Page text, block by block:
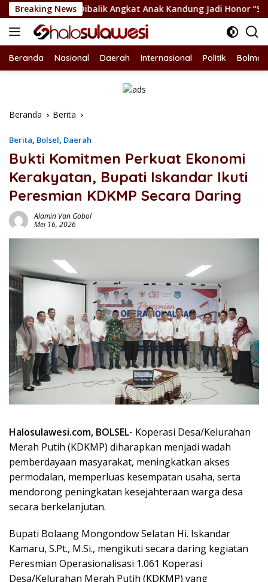
Langsung
ke
konten
Breaking News
Dibalik Angkat Anak Kandung Jadi Honor “Siluman”
Beranda Nasional Daerah Internasional Politik
Beranda Berita
Berita, Bolsel, Daerah
Bukti Komitmen Perkuat Ekonomi
Kerakyatan, Bupati Iskandar Ikuti
Peresmian KDKMP Secara Daring
Alamin Van Gobol
Mei 16, 2026
Halosulawesi.com, BOLSEL- Koperasi Desa/Kelurahan
Merah Putih (KDKMP) diharapkan menjadi wadah
pemberdayaan masyarakat, meningkatkan akses
permodalan, memperluas kesempatan usaha, serta
mendorong peningkatan kesejahteraan warga desa
secara berkelanjutan.
Bupati Bolaang Mongondow Selatan Hi. Iskandar
Kamaru, S.Pt., M.Si., mengikuti secara daring kegiatan
Peresmian Operasionalisasi 1.061 Koperasi
Desa/Kelurahan Merah Putih (KDKMP) yang